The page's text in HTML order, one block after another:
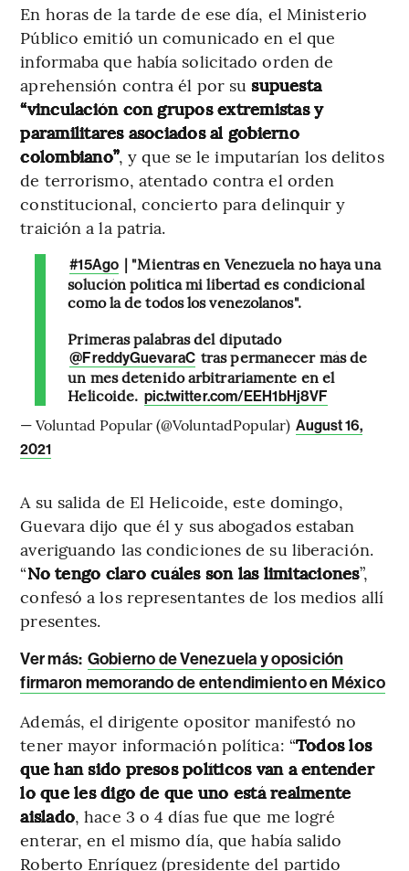
En horas de la tarde de ese día, el Ministerio
Público emitió un comunicado en el que
informaba que había solicitado orden de
aprehensión contra él por susupuesta
“vinculación con grupos extremistas y
paramilitares asociados al gobierno
colombiano”, y que se le imputarían los delitos
de terrorismo, atentado contra el orden
constitucional, concierto para delinquir y
traición a la patria.
#15Ago | "Mientras en Venezuela no haya una
solución política mi libertad es condicional
como la de todos los venezolanos".
Primeras palabras del diputado
@FreddyGuevaraC tras permanecer más de
un mes detenido arbitrariamente en el
Helicoide. pic.twitter.com/EEH1bHj8VF
— Voluntad Popular (@VoluntadPopular) August 16,
2021
A su salida de El Helicoide, este domingo,
Guevara dijo que él y sus abogados estaban
averiguando las condiciones de su liberación.
“No tengo claro cuáles son las limitaciones”,
confesó a los representantes de los medios allí
presentes.
Ver más: Gobierno de Venezuela y oposición
firmaron memorando de entendimiento en México
Además, el dirigente opositor manifestó no
tener mayor información política: “Todos los
que han sido presos políticos van a entender
lo que les digo de que uno está realmente
aislado, hace 3 o 4 días fue que me logré
enterar, en el mismo día, que había salido
Roberto Enríquez (presidente del partido